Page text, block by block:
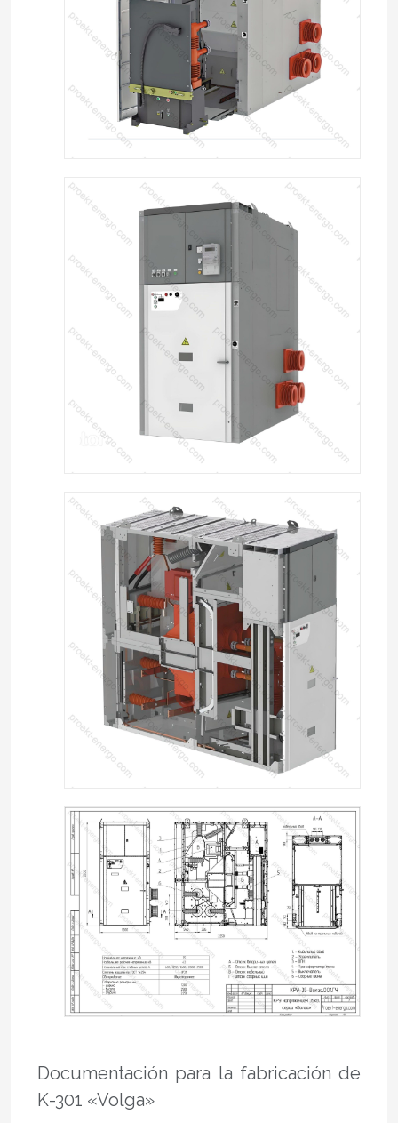
Documentación para la fabricación de
K-301 «Volga»